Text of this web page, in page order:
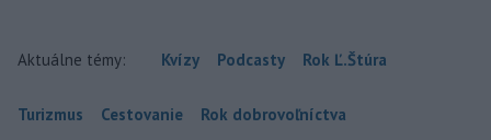
Aktuálne témy: Kvízy Podcasty Rok Ľ.Štúra
Turizmus Cestovanie Rok dobrovoľníctva